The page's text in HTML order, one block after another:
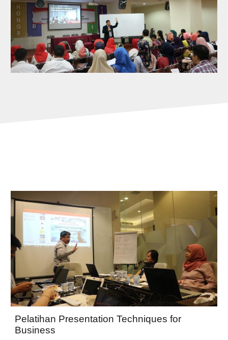
Pelatihan Presentation Techniques for
Business